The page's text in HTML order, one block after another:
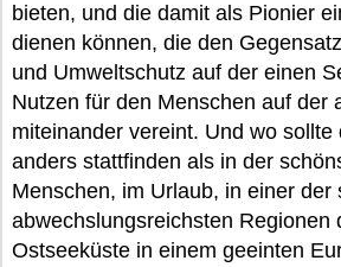
bieten, und die damit als Pionier
dienen können, die den
und Umweltschutz auf der einen
Nutzen für den Menschen auf der
miteinander vereint. Und wo sollte
anders stattfinden als in der
Menschen, im Urlaub, in einer der
abwechslungsreichsten Regionen
Ostseeküste in einem geeinten